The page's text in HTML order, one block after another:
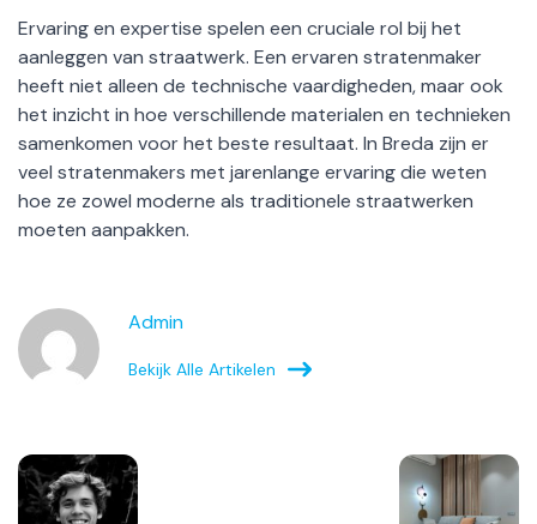
Ervaring en expertise spelen een cruciale rol bij het
aanleggen van straatwerk. Een ervaren stratenmaker
heeft niet alleen de technische vaardigheden, maar ook
het inzicht in hoe verschillende materialen en technieken
samenkomen voor het beste resultaat. In Breda zijn er
veel stratenmakers met jarenlange ervaring die weten
hoe ze zowel moderne als traditionele straatwerken
moeten aanpakken.
Admin
Bekijk Alle Artikelen